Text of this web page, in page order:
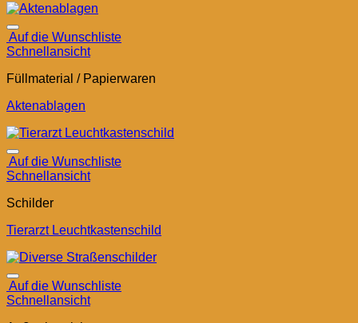
Auf die Wunschliste
Schnellansicht
Füllmaterial / Papierwaren
Aktenablagen
Auf die Wunschliste
Schnellansicht
Schilder
Tierarzt Leuchtkastenschild
Auf die Wunschliste
Schnellansicht